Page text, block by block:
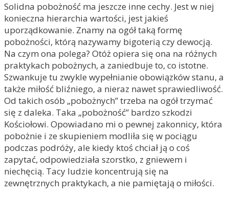
Solidna pobożność ma jeszcze inne cechy. Jest w niej
konieczna hierarchia wartości, jest jakieś
uporządkowanie. Znamy na ogół taką formę
pobożności, którą nazywamy bigoterią czy dewocją.
Na czym ona polega? Otóż opiera się ona na różnych
praktykach pobożnych, a zaniedbuje to, co istotne.
Szwankuje tu zwykle wypełnianie obowiązków stanu, a
także miłość bliźniego, a nieraz nawet sprawiedliwość.
Od takich osób „pobożnych” trzeba na ogół trzymać
się z daleka. Taka „pobożność” bardzo szkodzi
Kościołowi. Opowiadano mi o pewnej zakonnicy, która
pobożnie i ze skupieniem modliła się w pociągu
podczas podróży, ale kiedy ktoś chciał ją o coś
zapytać, odpowiedziała szorstko, z gniewem i
niechęcią. Tacy ludzie koncentrują się na
zewnętrznych praktykach, a nie pamiętają o miłości.